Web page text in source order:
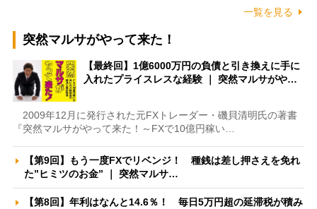
一覧を見る
突然マルサがやって来た！
【最終回】1億6000万円の負債と引き換えに手に
入れたプライスレスな経験 ｜ 突然マルサがや…
2009年12月に発行された元FXトレーダー・磯貝清明氏の著書
『突然マルサがやって来た！～FXで10億円稼い…
【第9回】もう一度FXでリベンジ！ 種銭は差し押さえを免れ
た”ヒミツのお金” ｜ 突然マルサ…
【第8回】年利はなんと14.6％！ 毎日5万円超の延滞税が積み